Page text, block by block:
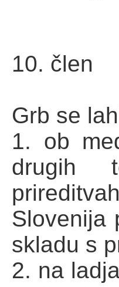
10. člen
Grb se
1. ob
drugih
Slovenija
skladu s
2. na